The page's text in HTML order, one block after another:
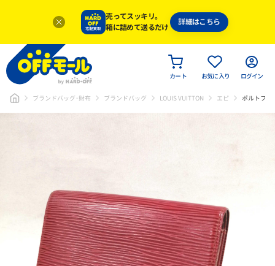
売ってスッキリ。
箱に詰めて送るだけ
詳細はこちら
カート お気に入り ログイン
ブランドバッグ･財布 ブランドバッグ LOUIS VUITTON エピ ポルトフォ